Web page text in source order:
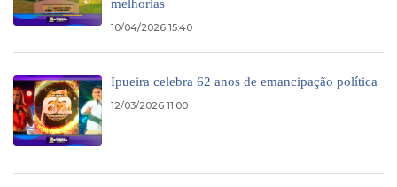
melhorias
10/04/2026 15:40
Ipueira celebra 62 anos de emancipação política
12/03/2026 11:00